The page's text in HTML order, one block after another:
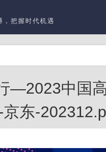
，把握时代机遇
—2023中国
京东-